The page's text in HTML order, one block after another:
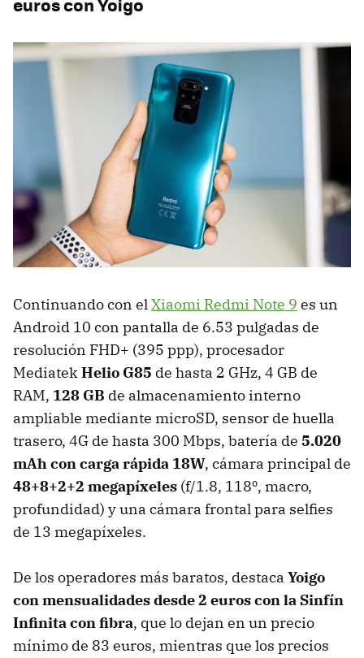
Continuando con elXiaomi Redmi Note 9 es un
Android 10 con pantalla de 6.53 pulgadas de
resolución FHD+ (395 ppp), procesador
MediatekHelio G85 de hasta 2 GHz, 4 GB de
RAM, 128 GB de almacenamiento interno
ampliable mediante microSD, sensor de huella
trasero, 4G de hasta 300 Mbps, batería de 5.020
mAh con carga rápida 18W, cámara principal de
48+8+2+2 megapíxeles (f/1.8, 118º, macro,
profundidad) y una cámara frontal para selfies
de 13 megapíxeles.
De los operadores más baratos, destaca Yoigo
con mensualidades desde 2 euros con la Sinfín
Infinita con fibra, que lo dejan en un precio
mínimo de 83 euros, mientras que los precios